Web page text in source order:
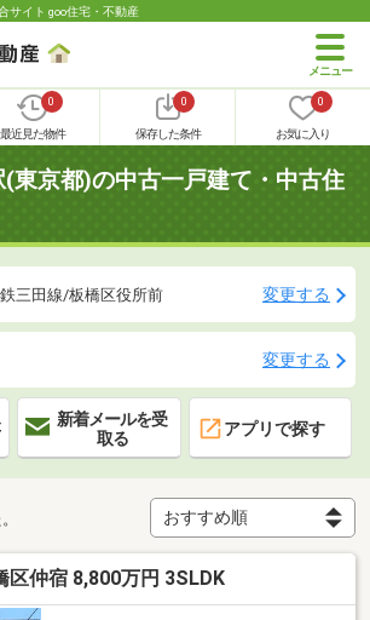
サイト goo住宅・不動産
0
最近見た物件
0
保存した条件
0
お気に入り
東京都)の中古一戸建て・中古住
三田線/板橋区役所前 変更する
変更する
新着メールを受
取る
アプリで探す
区仲宿 8,800万円 3SLDK